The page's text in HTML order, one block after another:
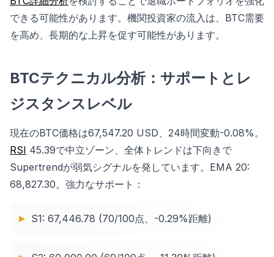
できる可能性があります。機関投資家の流入は、BTC需要
を高め、長期的な上昇を促す可能性があります。
BTCテクニカル分析：サポートとレ
ジスタンスレベル
現在のBTC価格は67,547.20 USD、24時間変動-0.08%。
RSI 45.39で中立ゾーン、全体トレンドは下向きで
Supertrendが弱気シグナルを発しています。EMA 20:
68,827.30。強力なサポート：
S1: 67,446.78 (70/100点、-0.29%距離)